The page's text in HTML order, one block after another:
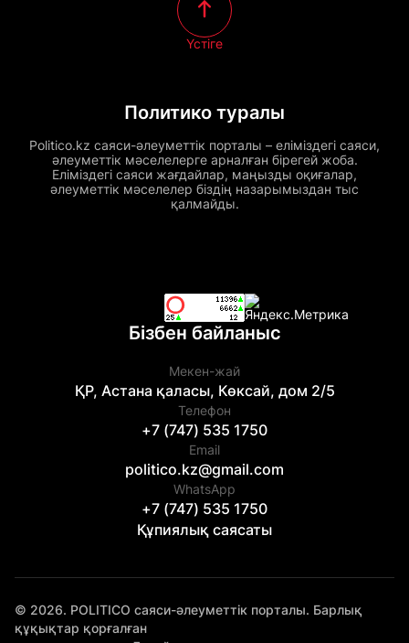
Политико туралы
Politico.kz саяси-әлеуметтік порталы – еліміздегі саяси,
әлеуметтік мәселелерге арналған бірегей жоба.
Еліміздегі саяси жағдайлар, маңызды оқиғалар,
әлеуметтік мәселелер біздің назарымыздан тыс
қалмайды.
Үстіге
Бізбен байланыс
Мекен-жай
ҚР, Астана қаласы, Көксай, дом 2/5
Телефон
+7 (747) 535 1750
Email
politico.kz@gmail.com
WhatsApp
+7 (747) 535 1750
Құпиялық саясаты
© 2026. POLITICO саяси-әлеуметтік порталы. Барлық
құқықтар қорғалған